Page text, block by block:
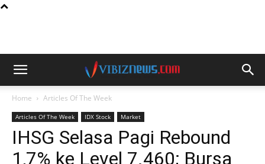
Home Articles Of The Week
Articles Of The Week IDX Stock Market
IHSG Selasa Pagi Rebound
1,7% ke Level 7.460; Bursa